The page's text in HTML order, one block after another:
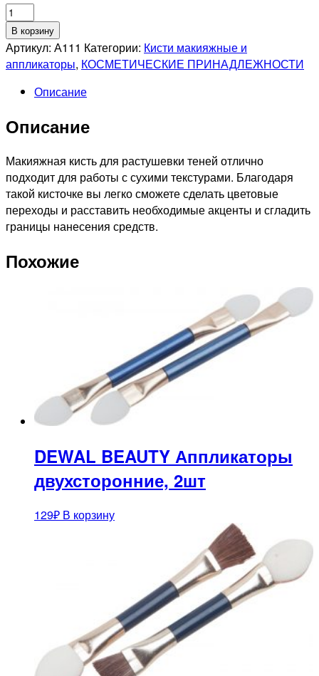
Количество
товара
Кисть
макияжная
В корзину
Артикул: А111 Категории: Кисти макияжные и
аппликаторы, КОСМЕТИЧЕСКИЕ ПРИНАДЛЕЖНОСТИ
Описание
Описание
Макияжная кисть для растушевки теней отлично
подходит для работы с сухими текстурами. Благодаря
такой кисточке вы легко сможете сделать цветовые
переходы и расставить необходимые акценты и сгладить
границы нанесения средств.
Похожие
DEWAL BEAUTY Аппликаторы
двухсторонние, 2шт
129₽ В корзину